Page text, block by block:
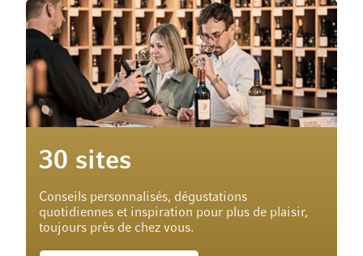
30 sites
Conseils personnalisés, dégustations
quotidiennes et inspiration pour plus de plaisir,
toujours près de chez vous.